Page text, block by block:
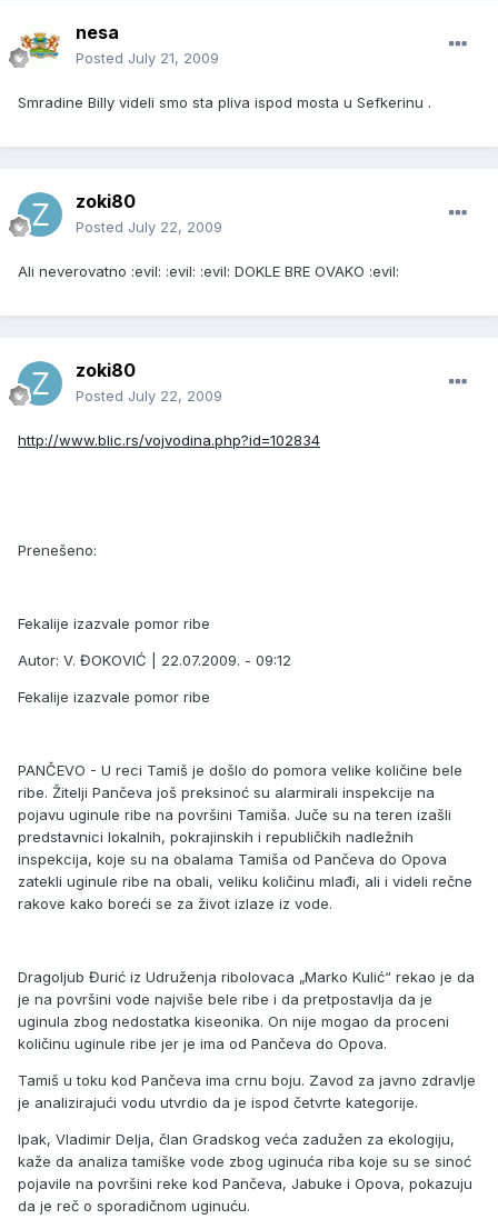
nesa
Posted July 21, 2009
Smradine Billy videli smo sta pliva ispod mosta u Sefkerinu .
zoki80
Posted July 22, 2009
Ali neverovatno :evil: :evil: :evil: DOKLE BRE OVAKO :evil:
zoki80
Posted July 22, 2009
http://www.blic.rs/vojvodina.php?id=102834
Prenešeno:
Fekalije izazvale pomor ribe
Autor: V. ĐOKOVIĆ | 22.07.2009. - 09:12
Fekalije izazvale pomor ribe
PANČEVO - U reci Tamiš je došlo do pomora velike količine bele
ribe. Žitelji Pančeva još preksinoć su alarmirali inspekcije na
pojavu uginule ribe na površini Tamiša. Juče su na teren izašli
predstavnici lokalnih, pokrajinskih i republičkih nadležnih
inspekcija, koje su na obalama Tamiša od Pančeva do Opova
zatekli uginule ribe na obali, veliku količinu mlađi, ali i videli rečne
rakove kako boreći se za život izlaze iz vode.
Dragoljub Đurić iz Udruženja ribolovaca „Marko Kulić“ rekao je da
je na površini vode najviše bele ribe i da pretpostavlja da je
uginula zbog nedostatka kiseonika. On nije mogao da proceni
količinu uginule ribe jer je ima od Pančeva do Opova.
Tamiš u toku kod Pančeva ima crnu boju. Zavod za javno zdravlje
je analizirajući vodu utvrdio da je ispod četvrte kategorije.
Ipak, Vladimir Delja, član Gradskog veća zadužen za ekologiju,
kaže da analiza tamiške vode zbog uginuća riba koje su se sinoć
pojavile na površini reke kod Pančeva, Jabuke i Opova, pokazuju
da je reč o sporadičnom uginuću.